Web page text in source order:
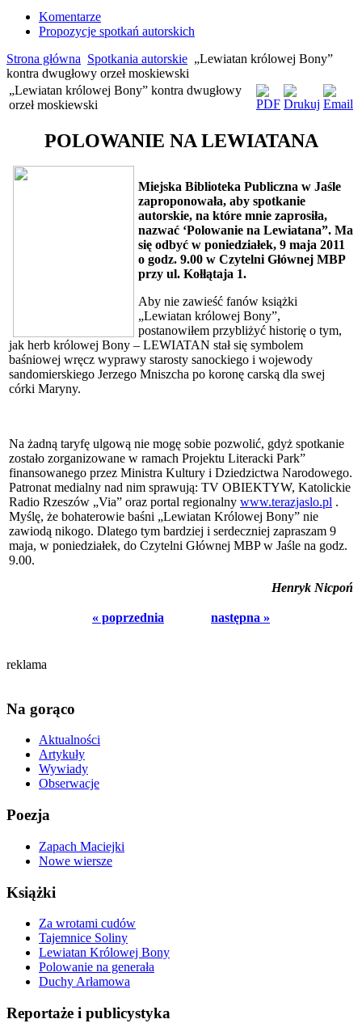
Komentarze
Propozycje spotkań autorskich
Strona główna Spotkania autorskie „Lewiatan królowej Bony”
kontra dwugłowy orzeł moskiewski
„Lewiatan królowej Bony” kontra dwugłowy
orzeł moskiewski
POLOWANIE NA LEWIATANA
Miejska Biblioteka Publiczna w Jaśle
zaproponowała, aby spotkanie
autorskie, na które mnie zaprosiła,
nazwać ‘Polowanie na Lewiatana”. Ma
się odbyć w poniedziałek, 9 maja 2011
o godz. 9.00 w Czytelni Głównej MBP
przy ul. Kołłątaja 1.
Aby nie zawieść fanów książki
„Lewiatan królowej Bony”,
postanowiłem przybliżyć historię o tym,
jak herb królowej Bony – LEWIATAN stał się symbolem
baśniowej wręcz wyprawy starosty sanockiego i wojewody
sandomierskiego Jerzego Mniszcha po koronę carską dla swej
córki Maryny.
Na żadną taryfę ulgową nie mogę sobie pozwolić, gdyż spotkanie
zostało zorganizowane w ramach Projektu Literacki Park”
finansowanego przez Ministra Kultury i Dziedzictwa Narodowego.
Patronat medialny nad nim sprawują: TV OBIEKTYW, Katolickie
Radio Rzeszów „Via” oraz portal regionalny www.terazjaslo.pl .
Myślę, że bohaterowie baśni „Lewiatan Królowej Bony” nie
zawiodą nikogo. Dlatego tym bardziej i serdeczniej zapraszam 9
maja, w poniedziałek, do Czytelni Głównej MBP w Jaśle na godz.
9.00.
Henryk Nicpoń
« poprzednia następna »
reklama
Na gorąco
Aktualności
Artykuły
Wywiady
Obserwacje
Poezja
Zapach Maciejki
Nowe wiersze
Książki
Za wrotami cudów
Tajemnice Soliny
Lewiatan Królowej Bony
Polowanie na generała
Duchy Arłamowa
Reportaże i publicystyka